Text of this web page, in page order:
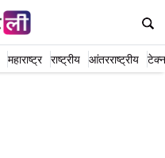
महाराष्ट्र राष्ट्रीय आंतरराष्ट्रीय